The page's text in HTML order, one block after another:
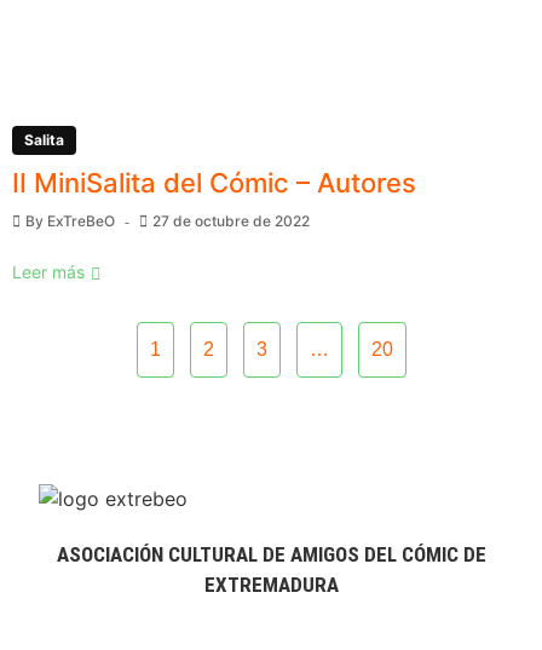
Salita
II MiniSalita del Cómic – Autores
By ExTreBeO 27 de octubre de 2022
Leer más
1 2 3 … 20
ASOCIACIÓN CULTURAL DE AMIGOS DEL CÓMIC DE
EXTREMADURA